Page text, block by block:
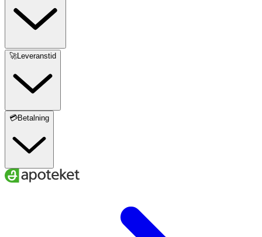
🚀Leveranstid
💳Betalning